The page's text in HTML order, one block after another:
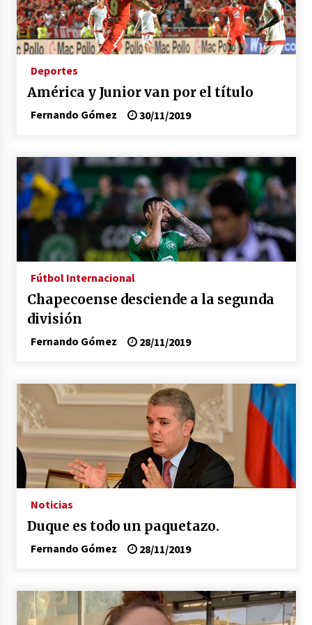
Deportes
América y Junior van por el título
Fernando Gómez 30/11/2019
Fútbol Internacional
Chapecoense desciende a la segunda
división
Fernando Gómez 28/11/2019
Noticias
Duque es todo un paquetazo.
Fernando Gómez 28/11/2019